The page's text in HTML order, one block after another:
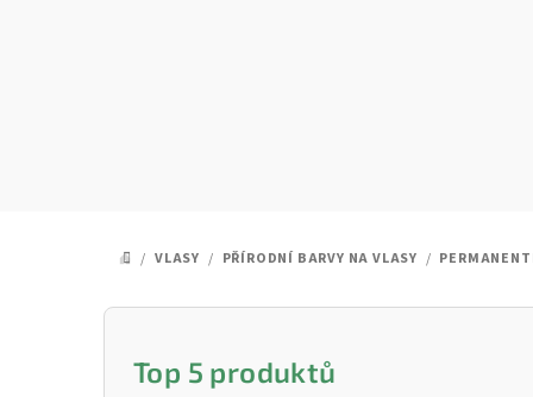
DOMŮ
/ VLASY / PŘÍRODNÍ BARVY NA VLASY /
P
Top 5 produktů